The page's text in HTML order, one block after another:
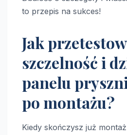
to przepis na sukces!
Jak
szczelność i
panelu
po montażu?
Kiedy skończysz już